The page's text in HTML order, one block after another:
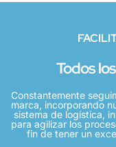
Todos
Constantemente
marca, incorporando
sistema de logística,
para agilizar los
fin de tener un